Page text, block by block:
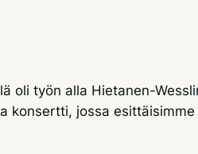
oli työn alla Hietanen-
konsertti, jossa